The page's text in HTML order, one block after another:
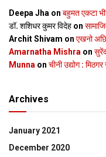
Deepa Jha on बहुमत एकटा
डॉ. शशिधर कुमर विदेह on
Archit Shivam on एखनो
Amarnatha Mishra on
Munna on चीनी उद्योग :
Archives
January 2021
December 2020